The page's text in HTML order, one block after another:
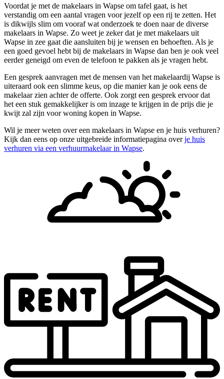
Voordat je met de makelaars in Wapse om tafel gaat, is het
verstandig om een aantal vragen voor jezelf op een rij te zetten. Het
is dikwijls slim om vooraf wat onderzoek te doen naar de diverse
makelaars in Wapse. Zo weet je zeker dat je met makelaars uit
Wapse in zee gaat die aansluiten bij je wensen en behoeften. Als je
een goed gevoel hebt bij de makelaars in Wapse dan ben je ook veel
eerder geneigd om even de telefoon te pakken als je vragen hebt.
Een gesprek aanvragen met de mensen van het makelaardij Wapse is
uiteraard ook een slimme keus, op die manier kan je ook eens de
makelaar zien achter de offerte. Ook zorgt een gesprek ervoor dat
het een stuk gemakkelijker is om inzage te krijgen in de prijs die je
kwijt zal zijn voor woning kopen in Wapse.
Wil je meer weten over een makelaars in Wapse en je huis verhuren?
Kijk dan eens op onze uitgebreide informatiepagina overje huis
verhuren via een verhuurmakelaar in Wapse.